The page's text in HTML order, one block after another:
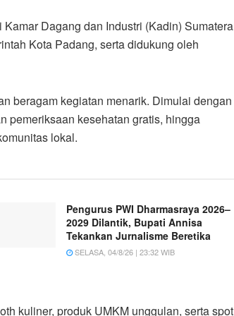
Dagang dan Industri (Kadin) Sumatera
Kota Padang, serta didukung oleh
beragam kegiatan menarik. Dimulai dengan
pemeriksaan kesehatan gratis, hingga
lokal.
Pengurus PWI Dharmasraya 2026–
2029 Dilantik, Bupati Annisa
Tekankan Jurnalisme Beretika
SELASA, 04/8/26 | 23:32 WIB
kuliner, produk UMKM unggulan, serta spot